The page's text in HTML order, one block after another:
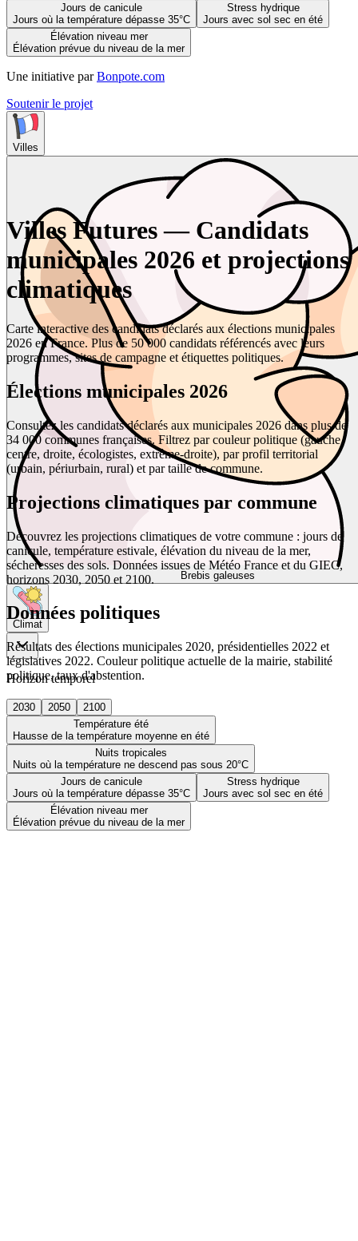
Jours de canicule
Jours où la température dépasse 35°C
Stress hydrique
Jours avec sol sec en été
Élévation niveau mer
Élévation prévue du niveau de la mer
Une initiative par Bonpote.com
Soutenir le projet
Villes
Brebis galeuses
Climat
Horizon temporel
2030 2050
2100
Température été
Hausse de la température moyenne en été
Nuits tropicales
Nuits où la température ne descend pas sous 20°C
Jours de canicule
Jours où la température dépasse 35°C
Stress hydrique
Jours avec sol sec en été
Élévation niveau mer
Élévation prévue du niveau de la mer
Villes Futures — Candidats
municipales 2026 et projections
climatiques
Carte interactive des candidats déclarés aux élections municipales
2026 en France. Plus de 50 000 candidats référencés avec leurs
programmes, sites de campagne et étiquettes politiques.
Élections municipales 2026
Consultez les candidats déclarés aux municipales 2026 dans plus de
34 000 communes françaises. Filtrez par couleur politique (gauche,
centre, droite, écologistes, extrême-droite), par profil territorial
(urbain, périurbain, rural) et par taille de commune.
Projections climatiques par commune
Découvrez les projections climatiques de votre commune : jours de
canicule, température estivale, élévation du niveau de la mer,
sécheresses des sols. Données issues de Météo France et du GIEC,
horizons 2030, 2050 et 2100.
Données politiques
Résultats des élections municipales 2020, présidentielles 2022 et
législatives 2022. Couleur politique actuelle de la mairie, stabilité
politique, taux d'abstention.